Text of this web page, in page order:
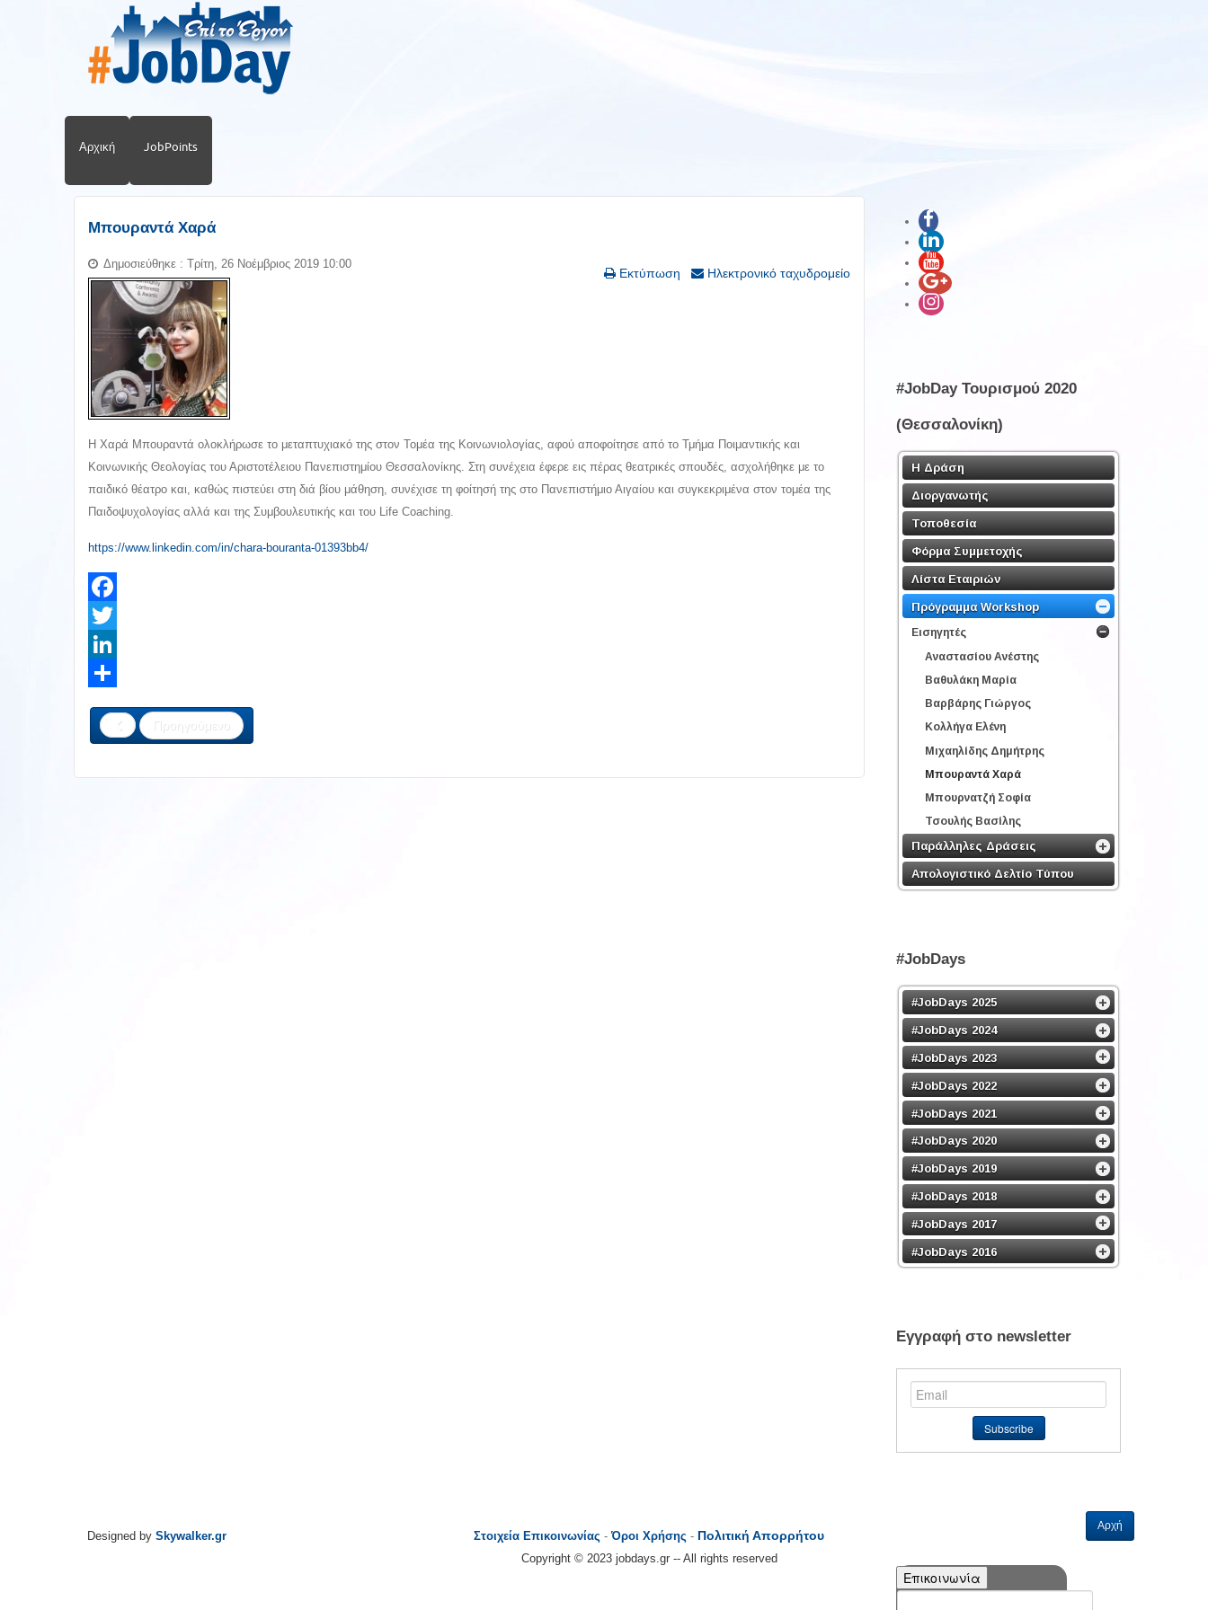
Αρχική JobPoints
Μπουραντά Χαρά
Εκτύπωση Ηλεκτρονικό ταχυδρομείο
Δημοσιεύθηκε : Τρίτη, 26 Νοέμβριος 2019 10:00
Η Χαρά Μπουραντά ολοκλήρωσε το μεταπτυχιακό της στον Τομέα της Κοινωνιολογίας, αφού αποφοίτησε από το Τμήμα Ποιμαντικής και
Κοινωνικής Θεολογίας του Αριστοτέλειου Πανεπιστημίου Θεσσαλονίκης. Στη συνέχεια έφερε εις πέρας θεατρικές σπουδές, ασχολήθηκε με το
παιδικό θέατρο και, καθώς πιστεύει στη διά βίου μάθηση, συνέχισε τη φοίτησή της στο Πανεπιστήμιο Αιγαίου και συγκεκριμένα στον τομέα της
Παιδοψυχολογίας αλλά και της Συμβουλευτικής και του Life Coaching.
https://www.linkedin.com/in/chara-bouranta-01393bb4/
Facebook
Twitter
LinkedIn
Προηγούμενο
#JobDay Τουρισμού 2020
(Θεσσαλονίκη)
Η Δράση
Διοργανωτής
Τοποθεσία
Φόρμα Συμμετοχής
Λίστα Εταιριών
Πρόγραμμα Workshop
Εισηγητές
Αναστασίου Ανέστης
Βαθυλάκη Μαρία
Βαρβάρης Γιώργος
Κολλήγα Ελένη
Μιχαηλίδης Δημήτρης
Μπουραντά Χαρά
Μπουρνατζή Σοφία
Τσουλής Βασίλης
Παράλληλες Δράσεις
Απολογιστικό Δελτίο Τύπου
#JobDays
#JobDays 2025
#JobDays 2024
#JobDays 2023
#JobDays 2022
#JobDays 2021
#JobDays 2020
#JobDays 2019
#JobDays 2018
#JobDays 2017
#JobDays 2016
Εγγραφή στο newsletter
Designed by Skywalker.gr Στοιχεία Επικοινωνίας -Όροι Χρήσης - Πολιτική Απορρήτου
Copyright © 2023 jobdays.gr -- All rights reserved
Αρχή